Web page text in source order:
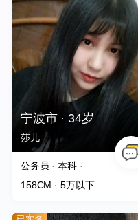
刘工注册了会员
jimmyyang注册了
huihui注册了会员
笑笑 注册了会员
宁波市 · 34岁
莎儿
公务员 · 本科 ·
158CM · 5万以下